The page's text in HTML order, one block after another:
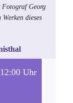
Fotograf Georg
dieses
12:00 Uhr